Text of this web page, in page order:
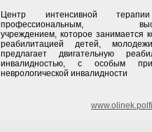
Центр интенсивной
профессиональным,
учреждением, которое занимается
реабилитацией детей,
предлагает двигательную
инвалидностью, с особым
неврологической инвалидности